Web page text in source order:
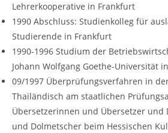
Lehrerkooperative in Frankfurt
1990 Abschluss: Studienkolleg für
Studierende in Frankfurt
1990-1996 Studium der
Johann Wolfgang Goethe-Universität
09/1997 Überprüfungsverfahren in
Thailändisch am staatlichen
Übersetzerinnen und Übersetzer und
und Dolmetscher beim Hessischen